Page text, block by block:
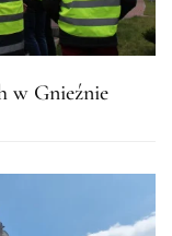
w Gnieźnie